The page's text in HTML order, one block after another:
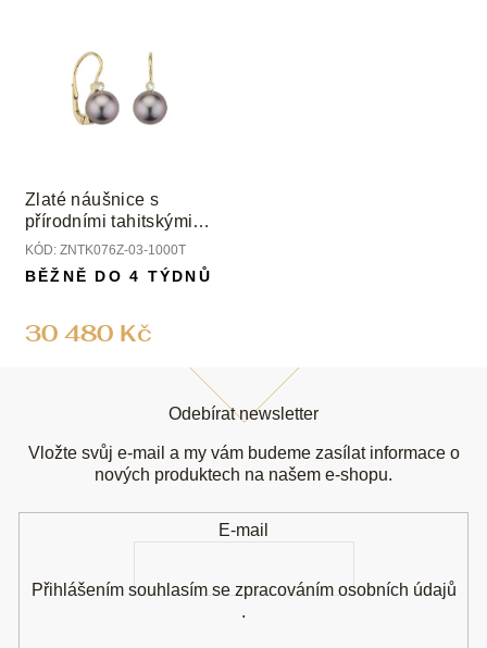
Zlaté náušnice s
přírodními tahitskými
perlami a diamanty
KÓD: ZNTK076Z-03-1000T
30 480 Kč
BĚŽNĚ DO 4 TÝDNŮ
Odebírat newsletter
Vložte svůj e-mail a my vám budeme zasílat informace o
nových produktech na našem e-shopu.
E-mail
Přihlášením souhlasím se zpracováním osobních údajů
.